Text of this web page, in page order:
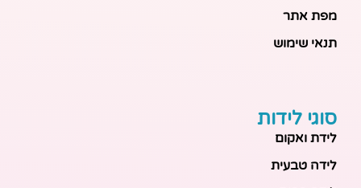
מפת אתר
תנאי שימוש
סוגי לידות
לידת ואקום
לידה טבעית